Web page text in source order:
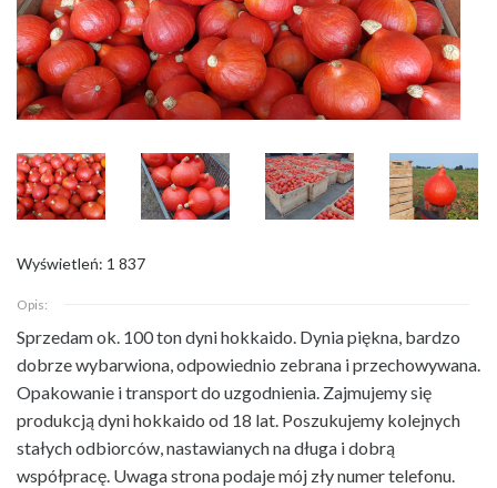
Wyświetleń: 1 837
Opis:
Sprzedam ok. 100 ton dyni hokkaido. Dynia piękna, bardzo
dobrzewybarwiona, odpowiednio zebrana i przechowywana.
Opakowanie i transport do uzgodnienia. Zajmujemy się
produkcją dyni hokkaido od 18 lat. Poszukujemy kolejnych
stałych odbiorców, nastawianych na długa i dobrą
współpracę. Uwaga strona podaje mój zły numer telefonu.